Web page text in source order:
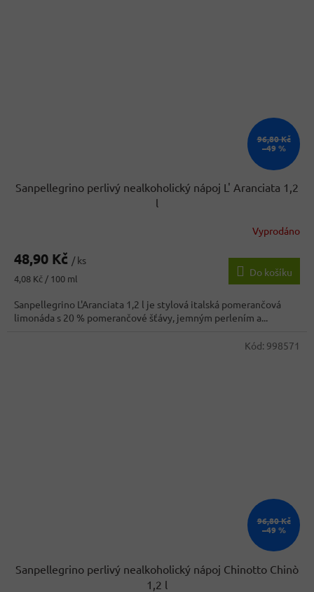
96,80 Kč
–49 %
Sanpellegrino perlivý nealkoholický nápoj L' Aranciata 1,2
l
Vyprodáno
48,90 Kč / ks
Měrná
4,08 Kč / 100 ml
Do košíku
Sanpellegrino L'Aranciata 1,2 l je stylová italská pomerančová
limonáda s 20 % pomerančové šťávy, jemným perlením a...
96,80 Kč
–49 %
Sanpellegrino perlivý nealkoholický nápoj Chinotto Chinò
1,2 l
Kód: 998571